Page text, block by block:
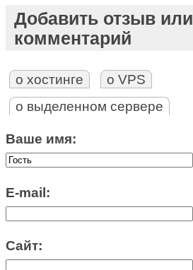
Добавить отзыв или
комментарий
о хостинге
о VPS
о выделенном сервере
Ваше имя:
E-mail:
Сайт: